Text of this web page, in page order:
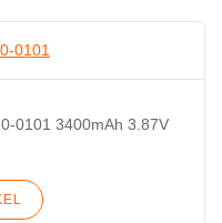
0101 3400mAh 3.87V